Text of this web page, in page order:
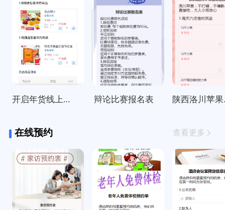
开启年货线上订购啦～ 辩论比赛报名表 陕
在线预约 查看更多